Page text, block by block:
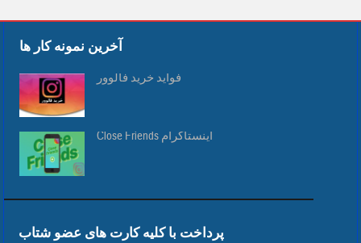
آخرین نمونه کار ها
فواید خرید فالوور
Close Friends اینستاگرام
پرداخت با کلیه کارت های عضو شتاب